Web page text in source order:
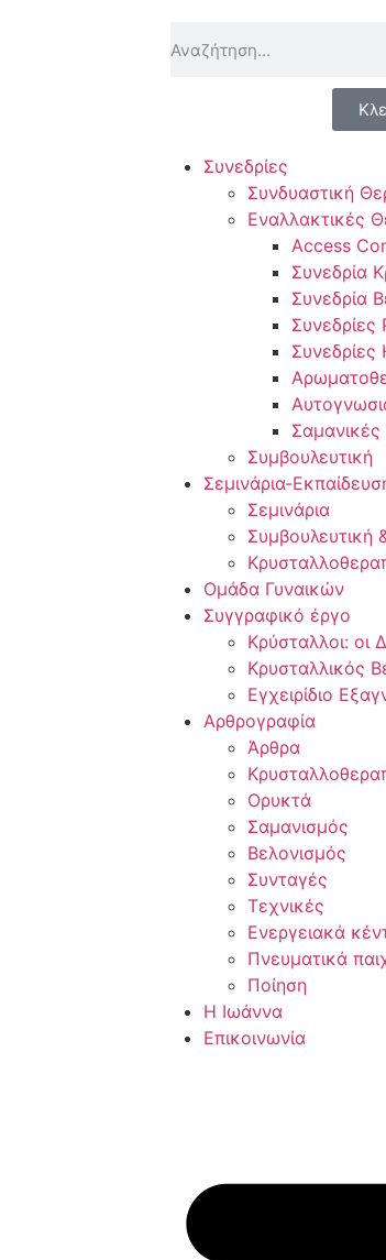
Συνεδρίες
Συνδυαστική
Εναλλακτικές
Access
Συνεδρία
Συνεδρία
Συνεδρίες
Συνεδρίες
Συμβουλευτική
Σεμινάρια-
Σεμινάρια
Συμβουλευτική
Ομάδα Γυναικών
Συγγραφικό έργο
Κρύσταλλοι: οι
Κρυσταλλικός
Εγχειρίδιο
Αρθρογραφία
Άρθρα
Ορυκτά
Σαμανισμός
Βελονισμός
Συνταγές
Τεχνικές
Ενεργειακά
Πνευματικά
Ποίηση
Η Ιωάννα
Επικοινωνία